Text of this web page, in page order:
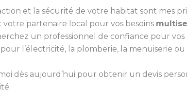
et la sécurité de votre habitat sont mes
votre partenaire local pour vos besoins
un professionnel de confiance pour
l’électricité, la plomberie, la menuiserie
dès aujourd’hui pour obtenir un devis